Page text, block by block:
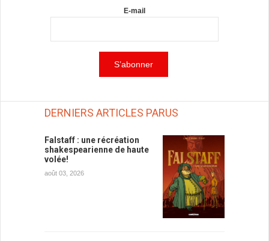
E-mail
DERNIERS ARTICLES PARUS
Falstaff : une récréation
shakespearienne de haute
volée!
août 03, 2026